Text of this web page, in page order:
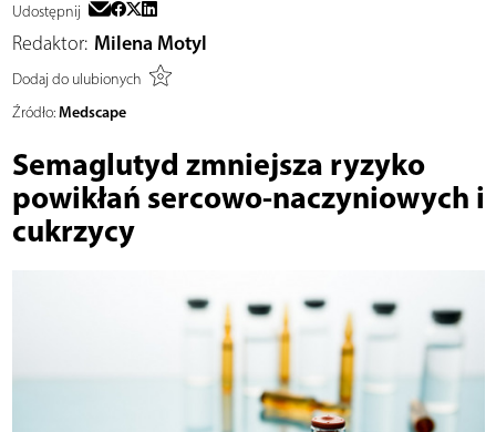
Udostępnij
Redaktor: Milena Motyl
Dodaj do ulubionych
Źródło: Medscape
Semaglutyd zmniejsza ryzyko
powikłań sercowo-naczyniowych i
cukrzycy